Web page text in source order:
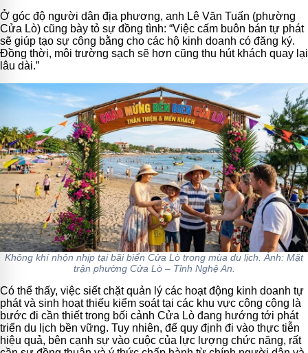
Ở góc độ người dân địa phương, anh Lê Văn Tuấn (phường
Cửa Lò) cũng bày tỏ sự đồng tình: “Việc cấm buôn bán tự phát
sẽ giúp tạo sự công bằng cho các hộ kinh doanh có đăng ký.
Đồng thời, môi trường sạch sẽ hơn cũng thu hút khách quay lại
lâu dài.”
Không khí nhộn nhịp tại bãi biển Cửa Lò trong mùa du lịch. Ảnh: Mặt
trận phường Cửa Lò – Tỉnh Nghệ An.
Có thể thấy, việc siết chặt quản lý các hoạt động kinh doanh tự
phát và sinh hoạt thiếu kiểm soát tại các khu vực công cộng là
bước đi cần thiết trong bối cảnh Cửa Lò đang hướng tới phát
triển du lịch bền vững. Tuy nhiên, để quy định đi vào thực tiễn
hiệu quả, bên cạnh sự vào cuộc của lực lượng chức năng, rất